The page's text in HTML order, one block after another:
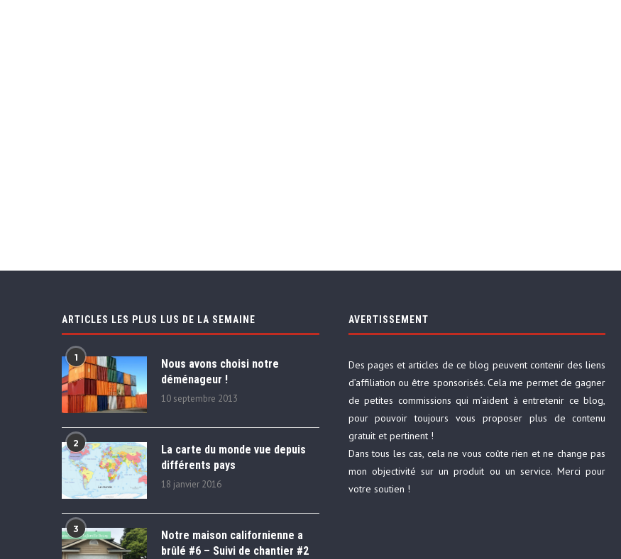
ARTICLES LES PLUS LUS DE LA SEMAINE
1
Nous avons choisi notre
déménageur !
10 septembre 2013
2
La carte du monde vue depuis
différents pays
18 janvier 2016
3
Notre maison californienne a
brûlé #6 – Suivi de chantier #2
AVERTISSEMENT
Des pages et articles de ce blog peuvent contenir des liens
d’affiliation ou être sponsorisés. Cela me permet de gagner
de petites commissions qui m’aident à entretenir ce blog,
pour pouvoir toujours vous proposer plus de contenu
gratuit et pertinent !
Dans tous les cas, cela ne vous coûte rien et ne change pas
mon objectivité sur un produit ou un service. Merci pour
votre soutien !